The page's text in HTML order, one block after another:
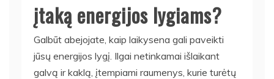
įtaką energijos lygiams?
Galbūt abejojate, kaip laikysena gali paveikti
jūsų energijos lygį. Ilgai netinkamai išlaikant
galvą ir kaklą, įtempiami raumenys, kurie turėtų